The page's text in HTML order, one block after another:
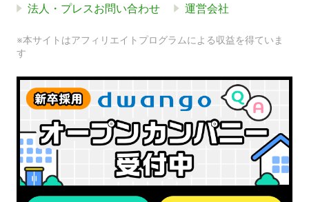
法人・プレスお問い合わせ 運営会社
※本サイトはアフィリエイトプログラムによる収益を得ていま
す